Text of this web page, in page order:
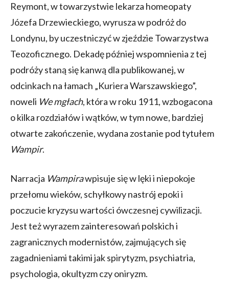
Reymont, w towarzystwie lekarza homeopaty
Józefa Drzewieckiego, wyrusza w podróż do
Londynu, by uczestniczyć w zjeździe Towarzystwa
Teozoficznego. Dekadę później wspomnienia z tej
podróży staną się kanwą dla publikowanej, w
odcinkach na łamach „Kuriera Warszawskiego”,
noweli We mgłach, która w roku 1911, wzbogacona
o kilka rozdziałów i wątków, w tym nowe, bardziej
otwarte zakończenie, wydana zostanie pod tytułem
Wampir.
Narracja Wampirawpisuje się w lęki i niepokoje
przełomu wieków, schyłkowy nastrój epoki i
poczucie kryzysu wartości ówczesnej cywilizacji.
Jest też wyrazem zainteresowań polskich i
zagranicznych modernistów, zajmujących się
zagadnieniami takimi jak spirytyzm, psychiatria,
psychologia, okultyzm czy oniryzm.